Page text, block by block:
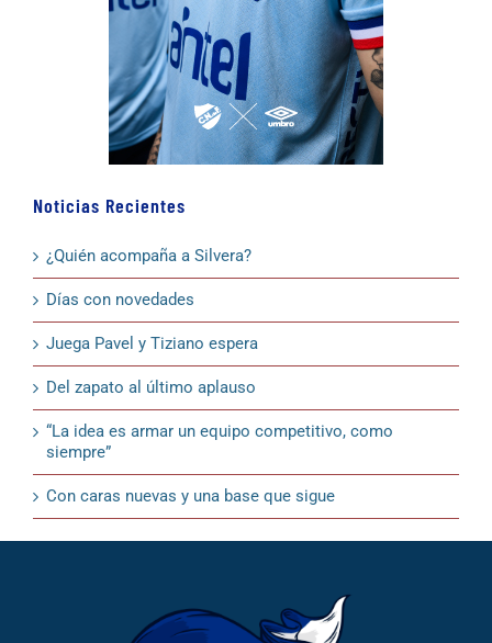
Noticias Recientes
¿Quién acompaña a Silvera?
Días con novedades
Juega Pavel y Tiziano espera
Del zapato al último aplauso
“La idea es armar un equipo competitivo, como
siempre”
Con caras nuevas y una base que sigue